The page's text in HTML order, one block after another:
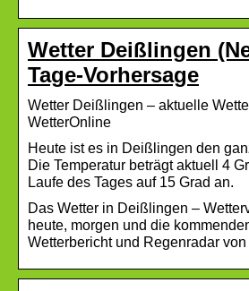
Wetter Deißlingen
Tage-Vorhersage
Wetter Deißlingen – aktuelle
WetterOnline
Heute ist es in Deißlingen den
Die Temperatur beträgt aktuell 4
Laufe des Tages auf 15 Grad an.
Das Wetter in Deißlingen –
heute, morgen und die
Wetterbericht und Regenradar